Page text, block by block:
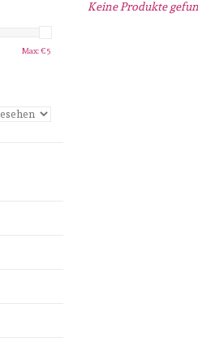
Max: €5
Keine Produkte